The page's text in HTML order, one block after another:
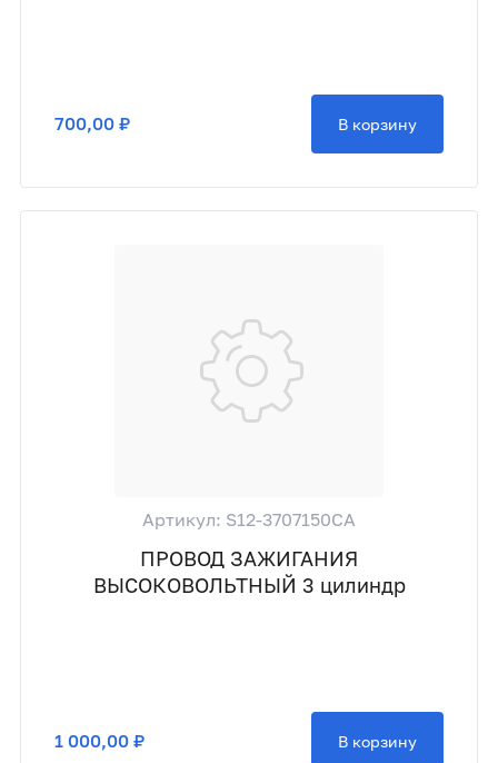
700,00 ₽ В корзину
Артикул: S12-3707150CA
ПРОВОД ЗАЖИГАНИЯ
ВЫСОКОВОЛЬТНЫЙ 3 цилиндр
1 000,00 ₽ В корзину